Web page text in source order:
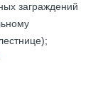
заграждений